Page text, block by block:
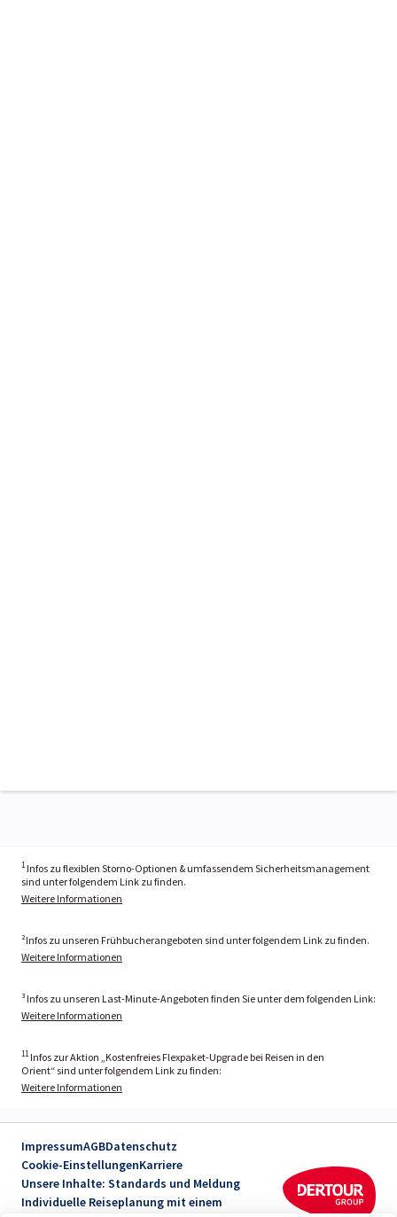
1 Infos zu flexiblen Storno-Optionen & umfassendem Sicherheitsmanagement
sind unter folgendem Link zu finden.
Weitere Informationen
²Infos zu unseren Frühbucherangeboten sind unter folgendem Link zu finden.
Weitere Informationen
³ Infos zu unseren Last-Minute-Angeboten finden Sie unter dem folgenden Link:
Weitere Informationen
11 Infos zur Aktion „Kostenfreies Flexpaket-Upgrade bei Reisen in den
Orient“ sind unter folgendem Link zu finden:
Weitere Informationen
ImpressumAGBDatenschutz
Cookie-EinstellungenKarriere
Unsere Inhalte: Standards und Meldung
Individuelle Reiseplanung mit einem